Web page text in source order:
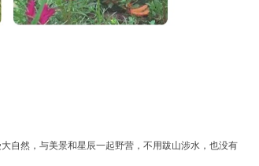
自然，与美景和星辰一起野营，不用跋山涉水，也没有